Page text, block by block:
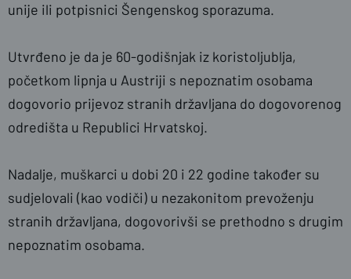
unije ili potpisnici Šengenskog sporazuma.
Utvrđeno je da je 60-godišnjak iz koristoljublja,
početkom lipnja u Austriji s nepoznatim osobama
dogovorio prijevoz stranih državljana do dogovorenog
odredišta u Republici Hrvatskoj.
Nadalje, muškarci u dobi 20 i 22 godine također su
sudjelovali (kao vodiči) u nezakonitom prevoženju
stranih državljana, dogovorivši se prethodno s drugim
nepoznatim osobama.